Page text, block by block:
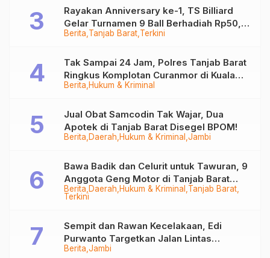
Berita Tanjab Barat Terkini
Rayakan Anniversary ke-1, TS Billiard
Gelar Turnamen 9 Ball Berhadiah Rp50,8
Juta
Berita Hukum & Kriminal
Tak Sampai 24 Jam, Polres Tanjab Barat
Ringkus Komplotan Curanmor di Kuala
Tungkal
Berita Daerah Hukum & Kriminal Jambi
Jual Obat Samcodin Tak Wajar, Dua
Apotek di Tanjab Barat Disegel BPOM!
Berita Daerah Hukum & Kriminal Tanjab Barat
Terkini
Bawa Badik dan Celurit untuk Tawuran, 9
Anggota Geng Motor di Tanjab Barat
Diringkus
Berita Jambi
Sempit dan Rawan Kecelakaan, Edi
Purwanto Targetkan Jalan Lintas
Tungkal-Jambi Mulus di 2028